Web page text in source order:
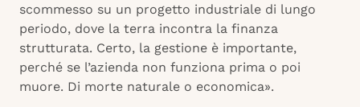
scommesso su un progetto industriale di lungo
periodo, dove la terra incontra la finanza
strutturata. Certo, la gestione è importante,
perché se l’azienda non funziona prima o poi
muore. Di morte naturale o economica».